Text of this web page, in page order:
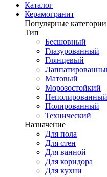
Каталог
Керамогранит
Популярные
Тип
Бесшовный
Глазурованный
Глянцевый
Матовый
Морозостойкий
Неполированный
Полированный
Технический
Назначение
Для пола
Для стен
Для ванной
Для коридора
Для кухни